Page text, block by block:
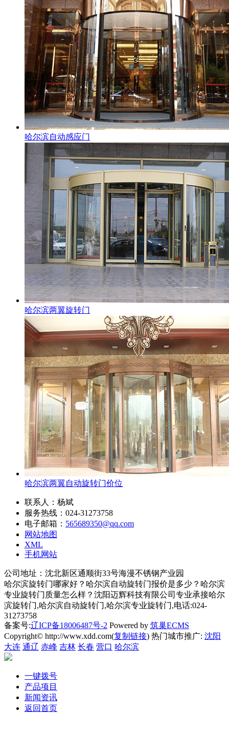
哈尔滨自动感应门
哈尔滨两翼旋转门
哈尔滨两翼自动旋转门价位
联系人：杨斌
服务热线：024-31273758
电子邮箱： 565689350@qq.com
网站地图
XML
手机网站
公司地址：沈北新区通顺街33号海漫不锈钢产业园
哈尔滨旋转门哪家好？哈尔滨自动旋转门报价是多少？哈尔滨
专业旋转门质量怎么样？沈阳迈辉科技有限公司专业承接哈尔
滨旋转门,哈尔滨自动旋转门,哈尔滨专业旋转门,电话:024-
31273758
备案号:辽ICP备18006487号-2 Powered by 筑巢ECMS
Copyright© http://www.xdd.com(复制链接) 热门城市推广: 沈阳
大连 通辽 赤峰 吉林 长春 营口 哈尔滨
一键拨号
产品项目
新闻资讯
返回首页